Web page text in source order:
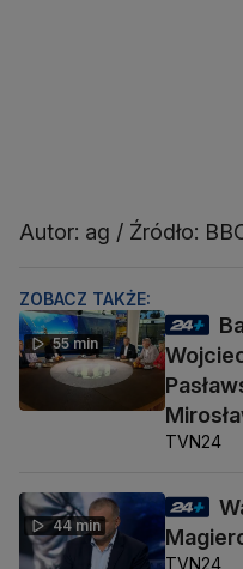
Autor: ag / Źródło:
ZOBACZ TAKŻE:
55 min
TVN24
44 min
TVN24